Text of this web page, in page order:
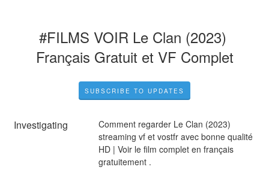
#FILMS VOIR Le Clan (2023)
Français Gratuit et VF Complet
SUBSCRIBE TO UPDATES
Investigating
Comment regarder Le Clan (2023)
streaming vf et vostfr avec bonne qualité
HD | Voir le film complet en français
gratuitement .